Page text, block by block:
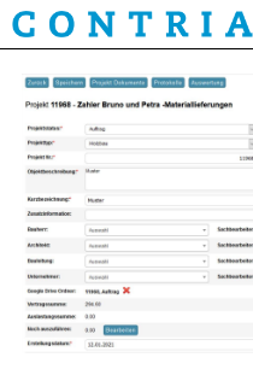
Direkt
zum
Inhalt